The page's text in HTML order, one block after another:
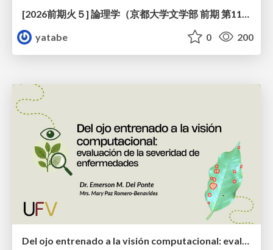
yatabe
0 200
Del ojo entrenado a la visión computacional: evaluación de la severidad de enfermedades